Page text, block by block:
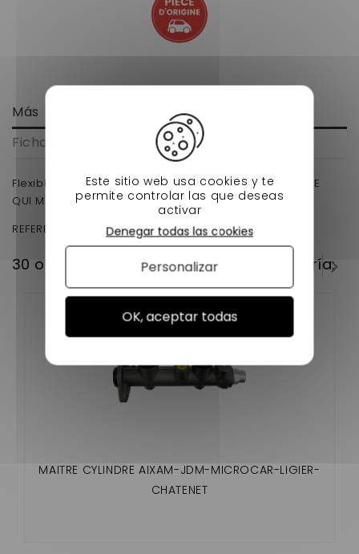
Más
Ficha técnica
Flexible-de-frein arriere microcar mc1 MC2 D'ORIGINE
QUI MESURE 696 MM
REFERENCE D'ORIGINE : 1002603
30 otros productos en la misma categoría:
MAITRE CYLINDRE AIXAM-JDM-MICROCAR-LIGIER-
CHATENET
Este sitio web usa cookies y te
permite controlar las que deseas
activar
OK, aceptar todas
Denegar todas las cookies
Personalizar